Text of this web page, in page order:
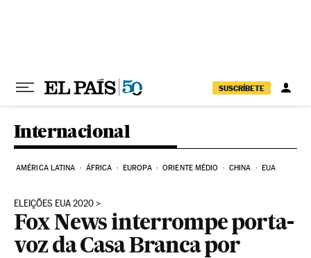
SUSCRÍBETE
Internacional
AMÉRICA LATINA ÁFRICA EUROPA ORIENTE MÉDIO CHINA EUA
ELEIÇÕES EUA 2020
Fox News interrompe porta-
voz da Casa Branca por